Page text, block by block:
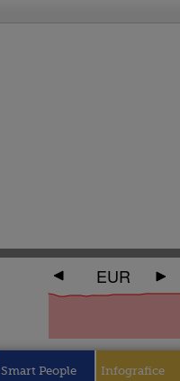
EUR
Smart People Infografice